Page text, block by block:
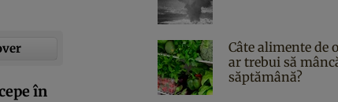
în
Câte alimente de
ar trebui să
săptămână?